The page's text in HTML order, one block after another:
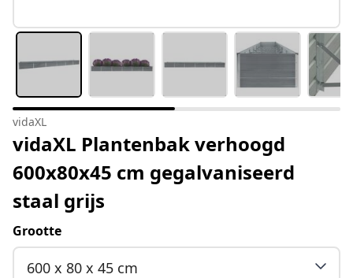
vidaXL
vidaXL Plantenbak verhoogd
600x80x45 cm gegalvaniseerd
staal grijs
Grootte
600 x 80 x 45 cm